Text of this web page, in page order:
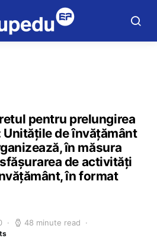
pentru prelungirea
de învățământ
în măsura
de activități
în format
48 minute read